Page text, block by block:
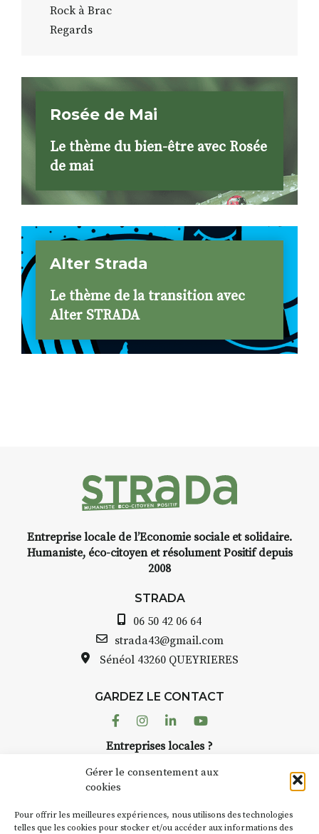
Gérer le consentement aux
cookies
Pour offrir les meilleures expériences, nous utilisons des technologies
telles que les cookies pour stocker et/ou accéder aux informations des
Rock à Brac
Regards
Rosée de Mai
Le thème du bien-être avec Rosée
de mai
Alter Strada
Le thème de la transition avec
Alter STRADA
Entreprise locale de l’Economie sociale et solidaire.
Humaniste, éco-citoyen et résolument Positif depuis
2008
STRADA
06 50 42 06 64
strada43@gmail.com
Sénéol 43260 QUEYRIERES
GARDEZ LE CONTACT
FacebookInstagram
LinkedinYoutube
Entreprises locales ?
Suivez toute l'actu de Strada